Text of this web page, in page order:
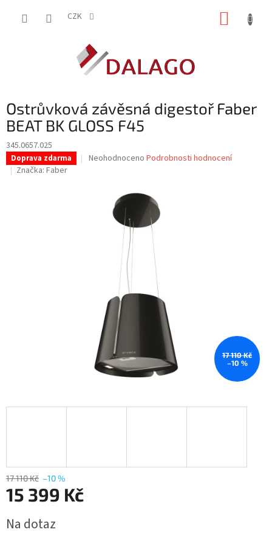
CZK
Ostrůvková závěsná digestoř Faber
BEAT BK GLOSS F45
345.0657.025
Doprava zdarma
Průměrné
hvězdiček.
Neohodnoceno Podrobnosti hodnocení
Značka: Faber
17 110 Kč
–10 %
17 110 Kč –10 %
15 399 Kč
cena:
Na dotaz